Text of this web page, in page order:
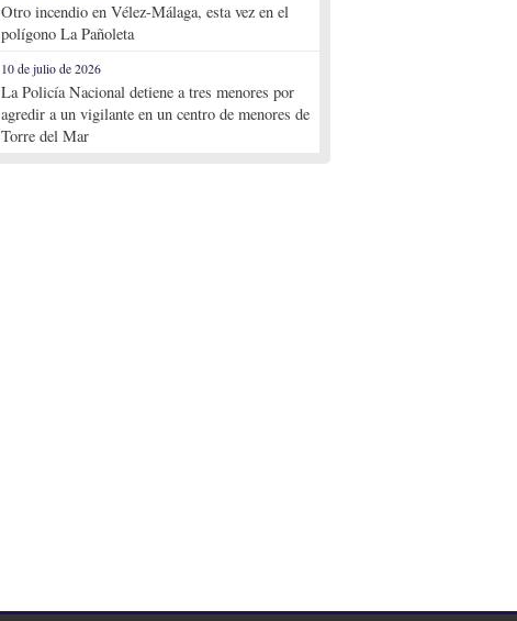
Otro incendio en Vélez-Málaga, esta vez en el
polígono La Pañoleta
10 de julio de 2026
La Policía Nacional detiene a tres menores por
agredir a un vigilante en un centro de menores de
Torre del Mar